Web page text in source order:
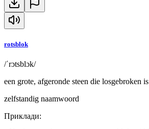
rotsblok
/ˈrɔtsblɔk/
een grote, afgeronde steen die losgebroken
zelfstandig naamwoord
Приклади: